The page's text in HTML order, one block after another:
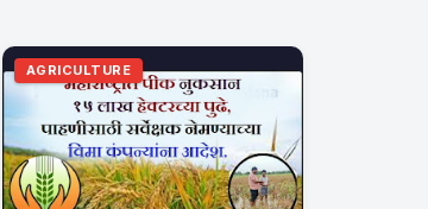
AGRICULTURE